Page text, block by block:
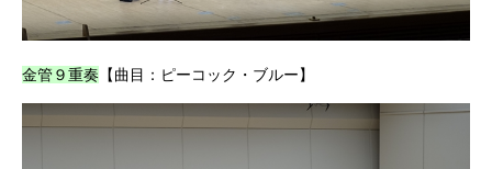
金管９重奏 【曲目：ピーコック・ブルー】